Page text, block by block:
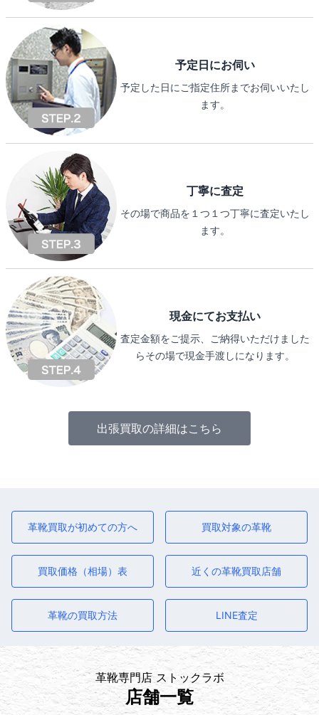
予定日にお伺い
予定した日にご指定住所までお伺いいたし
ます。
丁寧に査定
その場で商品を１つ１つ丁寧に査定いたし
ます。
現金にてお支払い
査定金額をご提示、ご納得いただけました
らその場で現金手渡しになります。
出張買取の詳細はこちら
革靴買取が初めての方へ 買取対象の革靴
買取価格（相場）表 近くの革靴買取店舗
革靴の買取方法 LINE査定
革靴専門店 ストックラボ
店舗一覧